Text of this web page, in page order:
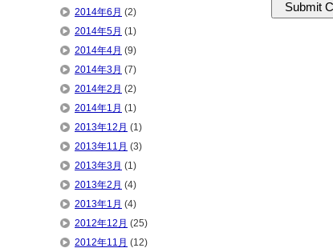
2014年6月 (2)
2014年5月 (1)
2014年4月 (9)
2014年3月 (7)
2014年2月 (2)
2014年1月 (1)
2013年12月 (1)
2013年11月 (3)
2013年3月 (1)
2013年2月 (4)
2013年1月 (4)
2012年12月 (25)
2012年11月 (12)